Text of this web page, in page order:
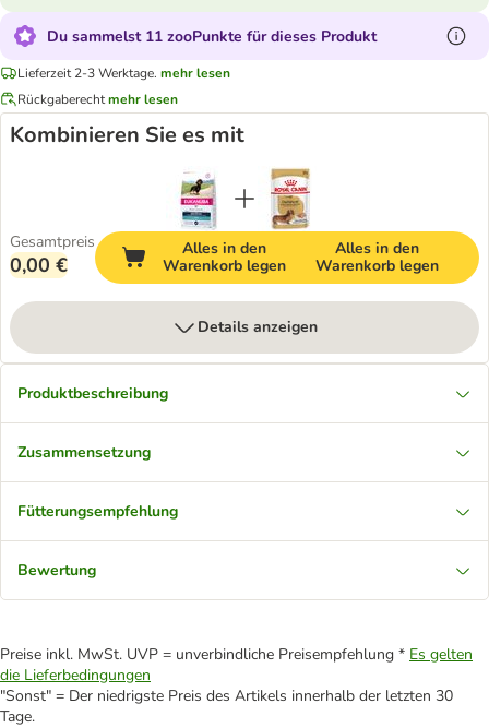
Du sammelst 11 zooPunkte für dieses Produkt
Lieferzeit 2-3 Werktage. mehr lesen
Rückgaberechtmehr lesen
Kombinieren Sie es mit
Gesamtpreis
0,00 €
Alles in den
Warenkorb legen
Alles in den
Warenkorb legen
Details anzeigen
Produktbeschreibung
Zusammensetzung
Fütterungsempfehlung
Bewertung
Preise inkl. MwSt. UVP = unverbindliche Preisempfehlung * Es gelten
die Lieferbedingungen
"Sonst" = Der niedrigste Preis des Artikels innerhalb der letzten 30
Tage.